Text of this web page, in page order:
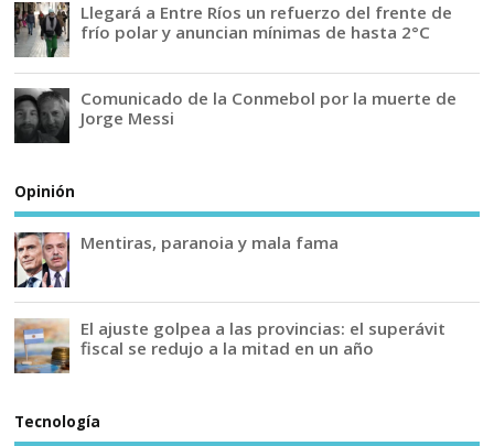
Llegará a Entre Ríos un refuerzo del frente de
frío polar y anuncian mínimas de hasta 2°C
Comunicado de la Conmebol por la muerte de
Jorge Messi
Opinión
Mentiras, paranoia y mala fama
El ajuste golpea a las provincias: el superávit
fiscal se redujo a la mitad en un año
Tecnología